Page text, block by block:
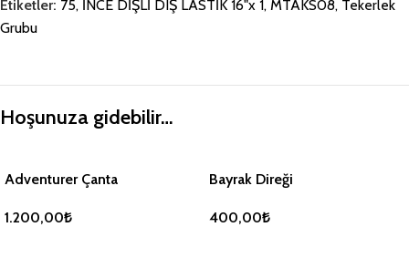
Etiketler: 75, İNCE DİŞLİ DIŞ LASTİK 16"x 1, MTAKS08, Tekerlek
Grubu
Hoşunuza gidebilir…
Adventurer Çanta
1.200,00₺
Bayrak Direği
400,00₺